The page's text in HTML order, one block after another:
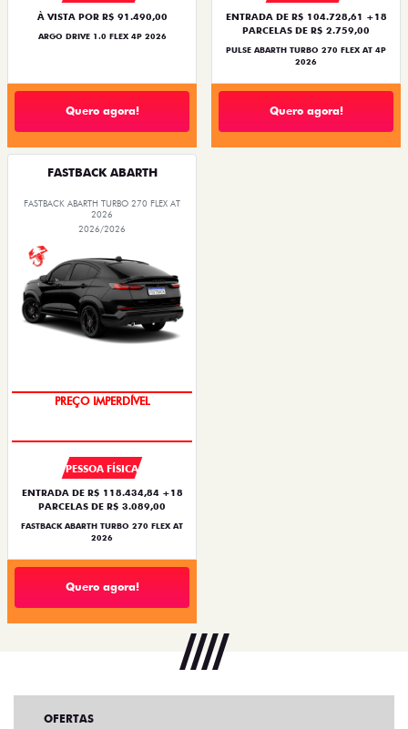
À VISTA POR R$ 91.490,00
ARGO DRIVE 1.0 FLEX 4P 2026
Quero agora!
ENTRADA DE R$ 104.728,61 +18
PARCELAS DE R$ 2.759,00
PULSE ABARTH TURBO 270 FLEX AT 4P
2026
Quero agora!
FASTBACK ABARTH
FASTBACK ABARTH TURBO 270 FLEX AT
2026
2026/2026
PREÇO IMPERDÍVEL
PESSOA FÍSICA
ENTRADA DE R$ 118.434,84 +18
PARCELAS DE R$ 3.089,00
FASTBACK ABARTH TURBO 270 FLEX AT
2026
Quero agora!
OFERTAS